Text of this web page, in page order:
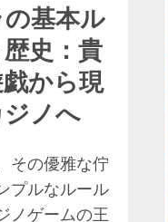
基本ル
史：貴
から現
ノへ
その優雅な佇
プルなルール
ノゲームの王